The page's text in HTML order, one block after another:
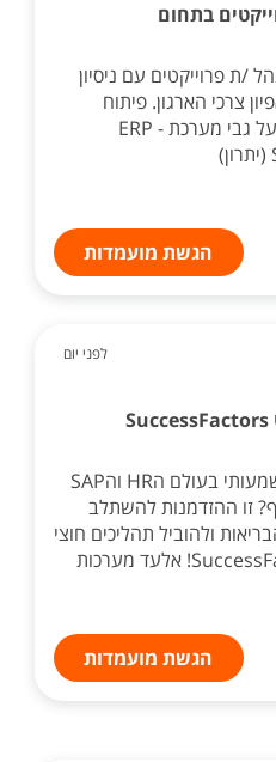
בתחום
ת פרוייקטים עם ניסיון
צרכי הארגון. פיתוח
ההתאמות הדרושות לארגון על גבי מערכת ERP -
הגשת מועמדות
לפני יום
מנהל /ת פרויקט SuccessFactors
מחפש/ת להוביל פרויקט משמעותי בעולם הHR והSAP
זו ההזדמנות להשתלב
ולהוביל תהליכים חוצי
ארגון במערכת SuccessFactors SAP! אלעד מערכות
הגשת מועמדות